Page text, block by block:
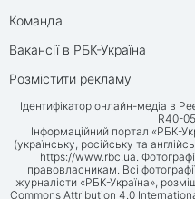
Команда
Вакансії в РБК-Україна
Розмістити рекламу
Ідентифікатор онлайн-медіа в
R40-
Інформаційний портал «РБК-
(українську, російську та
https://www.rbc.ua .
правовласникам. Всі
журналісти «РБК-Україна»,
Commons Attribution 4.0